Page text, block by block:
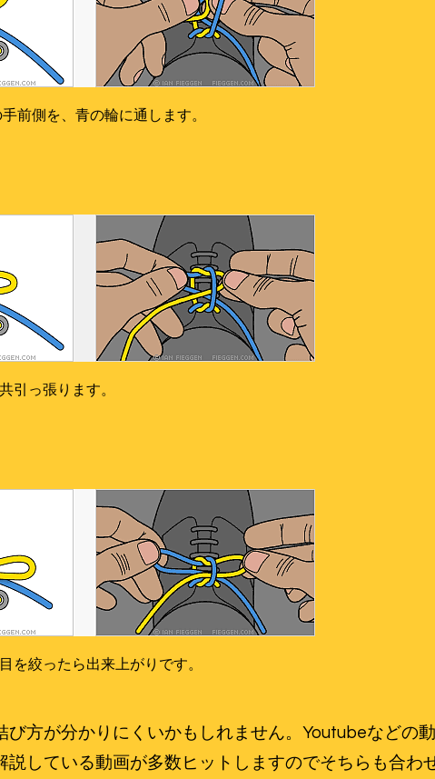
前側を、青の輪に通します。
引っ張ります。
を絞ったら出来上がりです。
び方が分かりにくいかもしれません。Youtubeなどの
説している動画が多数ヒットしますのでそちらも合わ